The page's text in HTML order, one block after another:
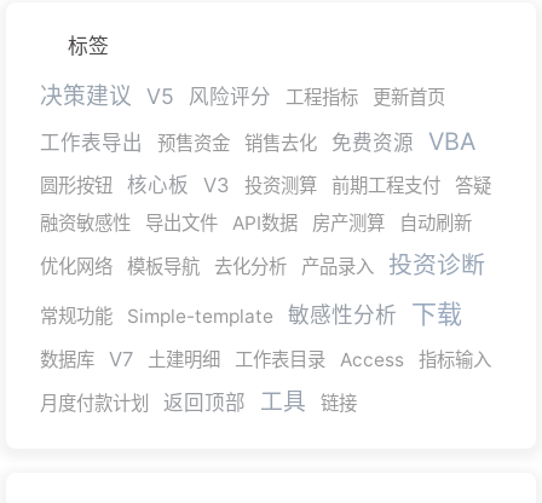
标签
决策建议 V5 风险评分 工程指标 更新首页
工作表导出 预售资金 销售去化 免费资源 VBA
圆形按钮 核心板 V3 投资测算 前期工程支付
答疑
融资敏感性
导出文件 API数据 房产测算
自动刷新
优化网络
模板导航 去化分析 产品录入 投资诊断
常规功能 Simple-template 敏感性分析 下载
数据库 V7 土建明细 工作表目录 Access
指标输入
月度付款计划
返回顶部 工具 链接